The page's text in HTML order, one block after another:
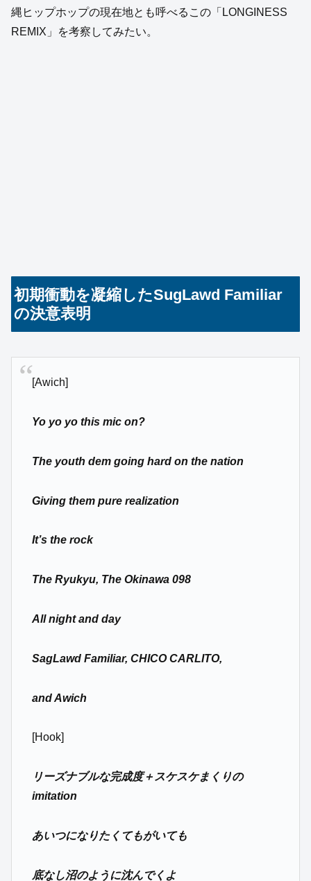
縄ヒップホップの現在地とも呼べるこの「LONGINESS
REMIX」を考察してみたい。
初期衝動を凝縮したSugLawd Familiar
の決意表明
[Awich]
Yo yo yo this mic on?
The youth dem going hard on the nation
Giving them pure realization
It’s the rock
The Ryukyu, The Okinawa 098
All night and day
SagLawd Familiar, CHICO CARLITO,
and Awich
[Hook]
リーズナブルな完成度＋スケスケまくりの
imitation
あいつになりたくてもがいても
底なし沼のように沈んでくよ